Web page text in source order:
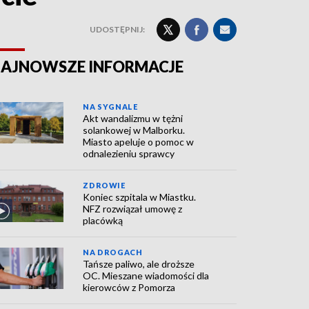
UDOSTĘPNIJ:
INFORMACJE
NA SYGNALE
Akt wandalizmu w tężni
solankowej w Malborku.
Miasto apeluje o pomoc w
odnalezieniu sprawcy
ZDROWIE
Koniec szpitala w Miastku.
NFZ rozwiązał umowę z
placówką
NA DROGACH
Tańsze paliwo, ale droższe
OC. Mieszane wiadomości dla
kierowców z Pomorza